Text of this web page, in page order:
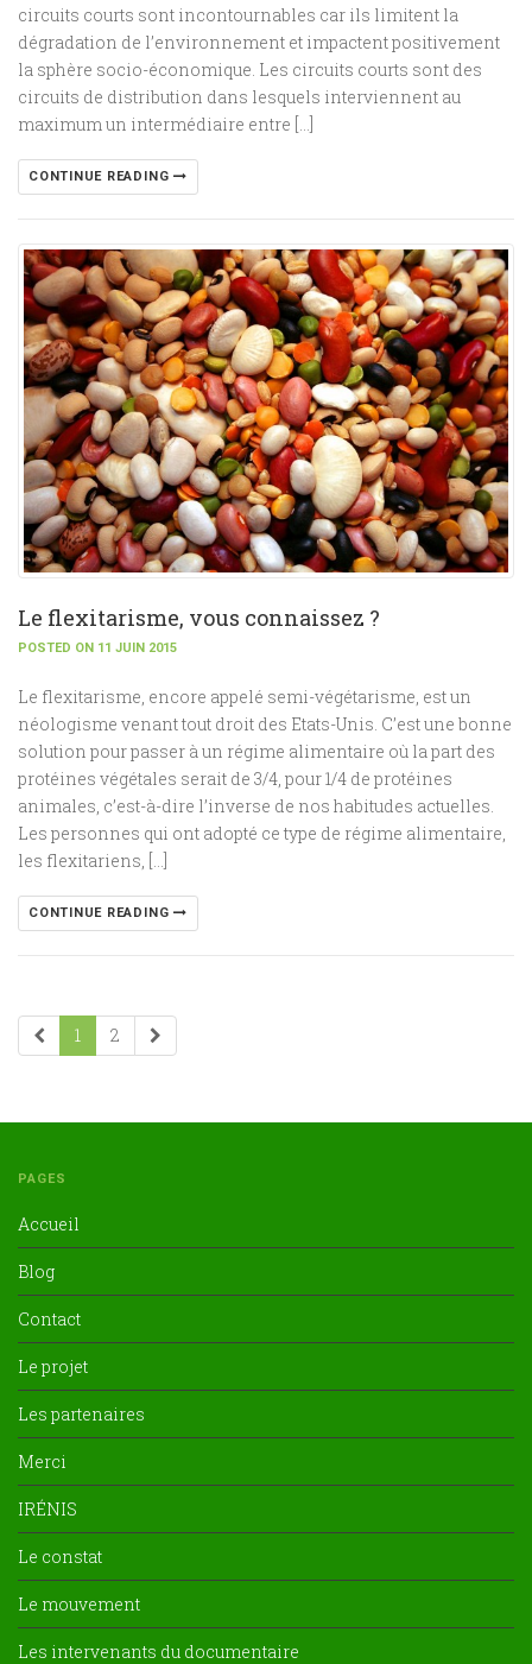
circuits courts sont incontournables car ils limitent la
dégradation de l’environnement et impactent positivement
la sphère socio-économique. Les circuits courts sont des
circuits de distribution dans lesquels interviennent au
maximum un intermédiaire entre […]
CONTINUE READING
Le flexitarisme, vous connaissez ?
POSTED ON 11 JUIN 2015
Le flexitarisme, encore appelé semi-végétarisme, est un
néologisme venant tout droit des Etats-Unis. C’est une bonne
solution pour passer à un régime alimentaire où la part des
protéines végétales serait de 3/4, pour 1/4 de protéines
animales, c’est-à-dire l’inverse de nos habitudes actuelles.
Les personnes qui ont adopté ce type de régime alimentaire,
les flexitariens, […]
CONTINUE READING
1 2
PAGES
Accueil
Blog
Contact
Le projet
Les partenaires
Merci
IRÉNIS
Le constat
Le mouvement
Les intervenants du documentaire